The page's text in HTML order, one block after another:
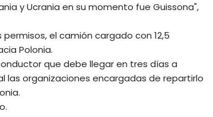
y Ucrania en su momento fue Guissona",
el camión cargado con 12,5
Polonia.
que debe llegar en tres días a
las organizaciones encargadas de repartirlo